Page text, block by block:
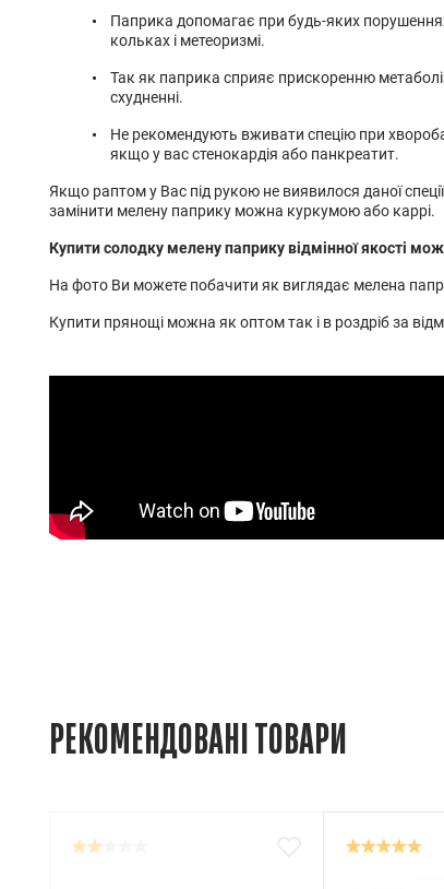
Паприка допомагає при будь-яких
кольках і метеоризмі.
Так як паприка сприяє прискоренню
схудненні.
Не рекомендують вживати спецію при
якщо у вас стенокардія або панкреатит.
Якщо раптом у Вас під рукою не виявилося даної
замінити мелену паприку можна куркумою або каррі.
Купити солодку мелену паприку відмінної якості
На фото Ви можете побачити як виглядає мелена
Купити прянощі можна як оптом так і в роздріб за
РЕКОМЕНДОВАНІ ТОВАРИ